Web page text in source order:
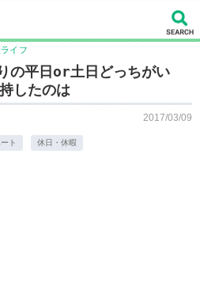
イフ
の平日or土日どっちがい
したのは
2017/03/09
ト 休日・休暇